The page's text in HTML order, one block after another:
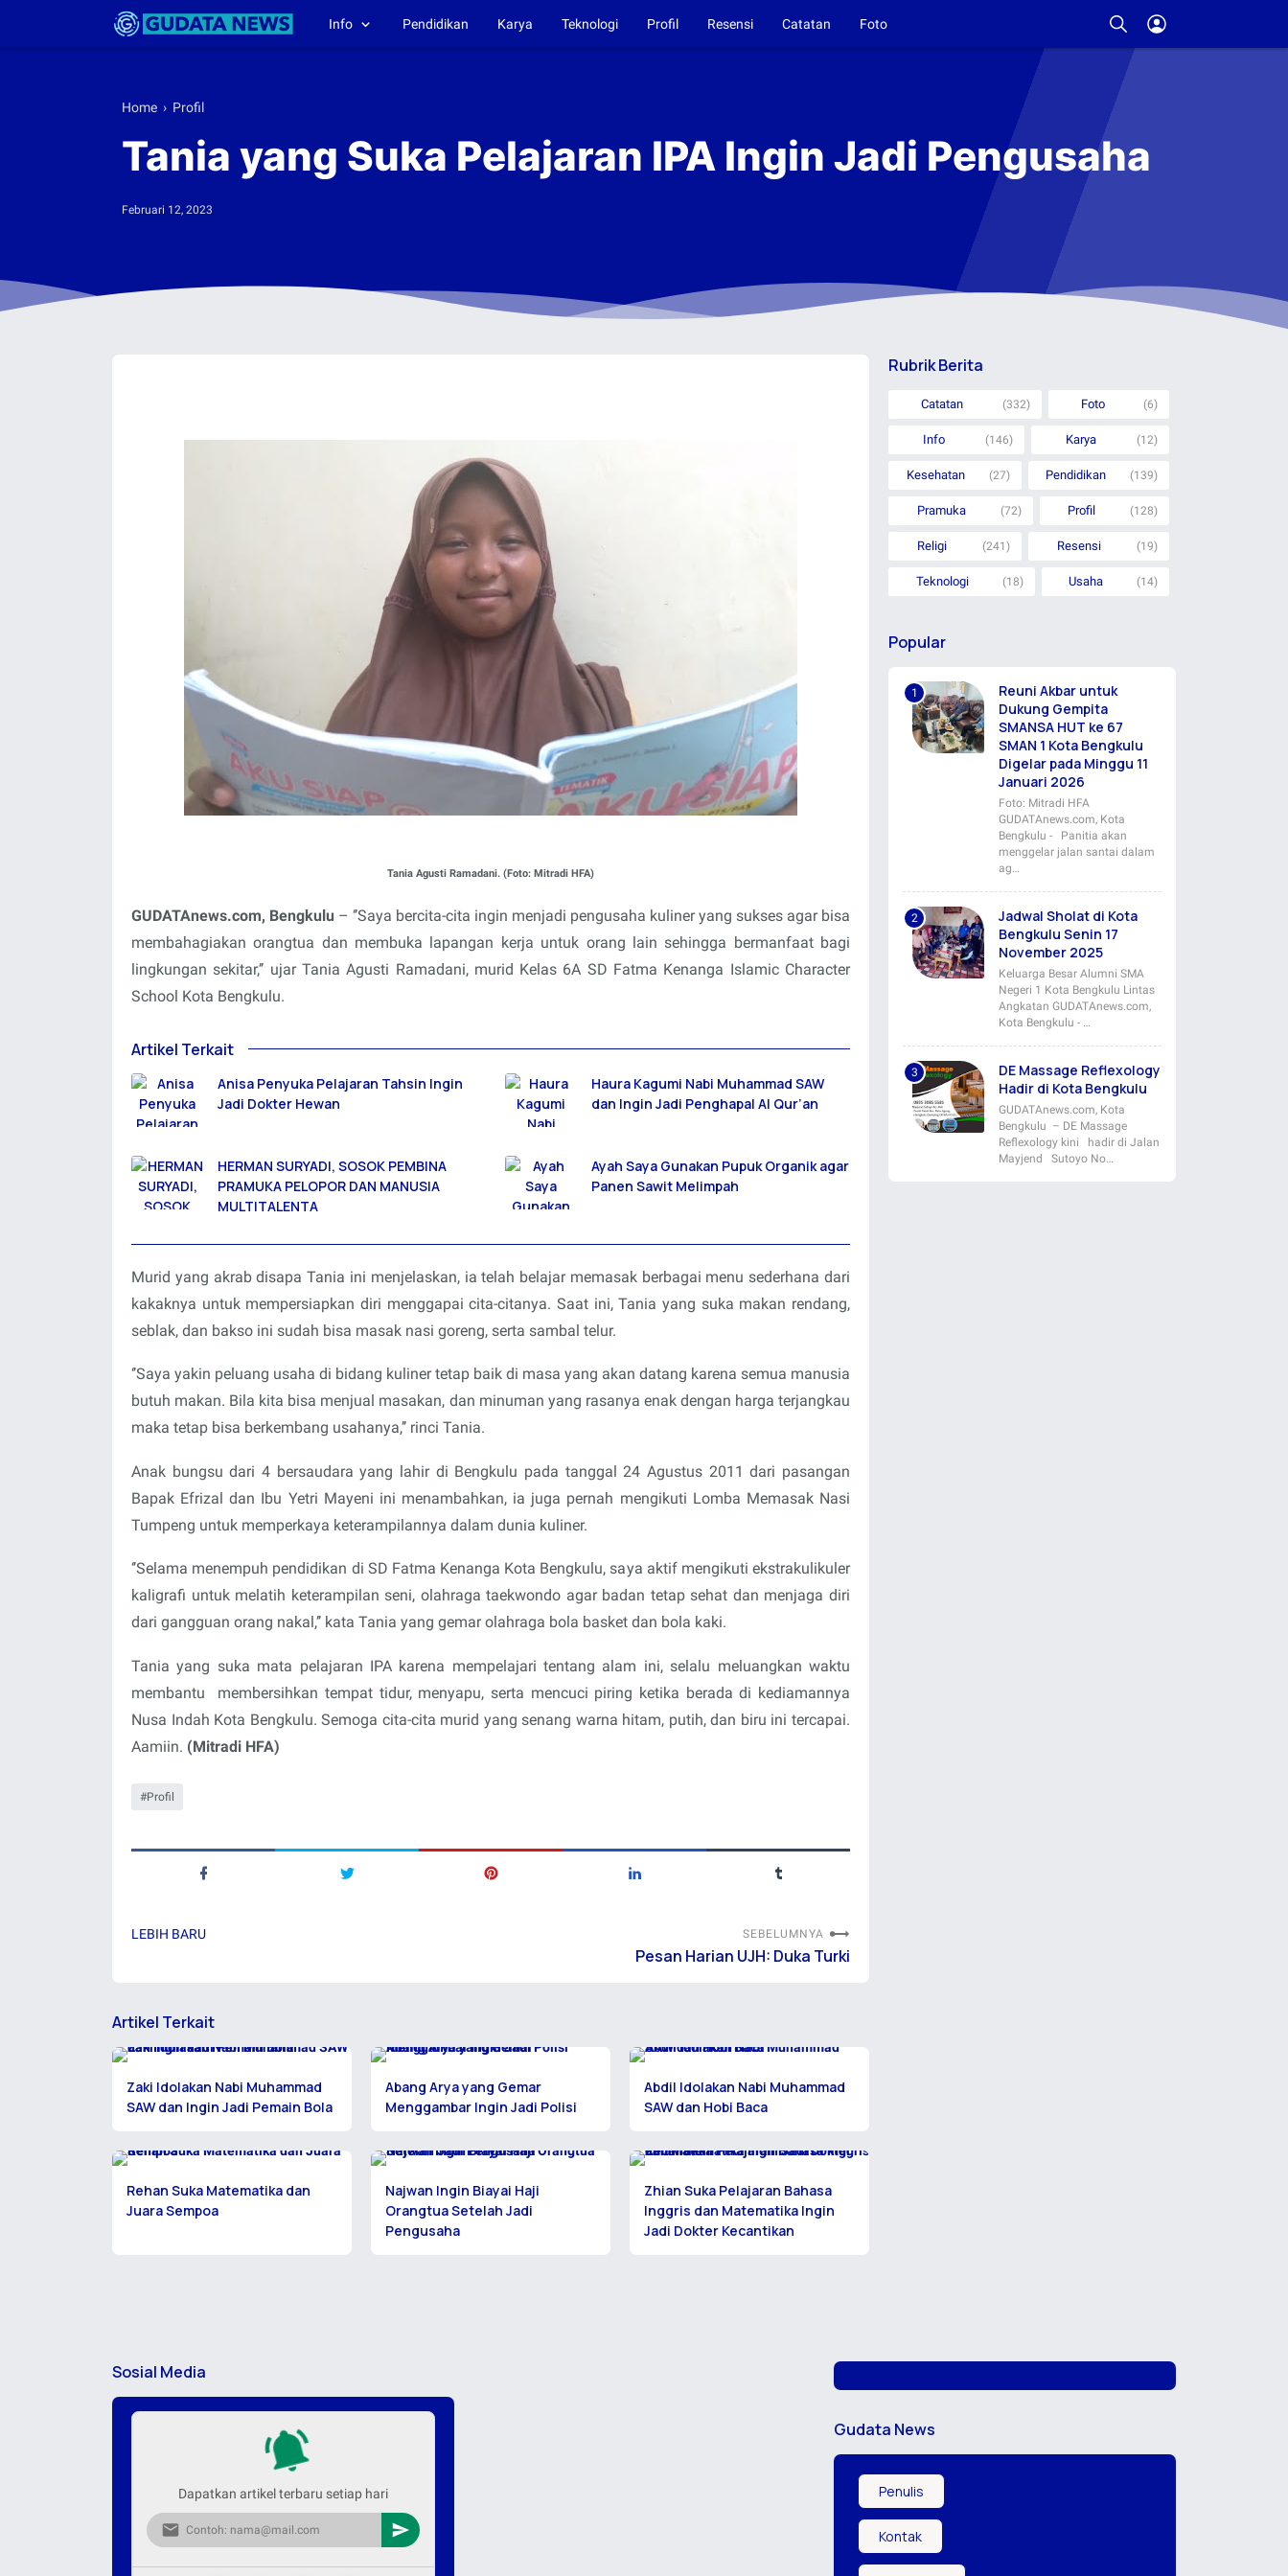
Info Pendidikan Karya Teknologi Profil Resensi Catatan Foto
Home › Profil
Tania yang Suka Pelajaran IPA Ingin Jadi Pengusaha
Februari 12, 2023
Tania Agusti Ramadani. (Foto: Mitradi HFA)
GUDATAnews.com, Bengkulu – ‘’Saya bercita-cita ingin menjadi pengusaha kuliner yang sukses agar bisa
membahagiakan orangtua dan membuka lapangan kerja untuk orang lain sehingga bermanfaat bagi
lingkungan sekitar,’’ ujar Tania Agusti Ramadani, murid Kelas 6A SD Fatma Kenanga Islamic Character
School Kota Bengkulu.
Artikel Terkait
Anisa Penyuka Pelajaran Tahsin Ingin
Jadi Dokter Hewan
Haura Kagumi Nabi Muhammad SAW
dan Ingin Jadi Penghapal Al Qur’an
HERMAN SURYADI, SOSOK PEMBINA
PRAMUKA PELOPOR DAN MANUSIA
MULTITALENTA
Ayah Saya Gunakan Pupuk Organik agar
Panen Sawit Melimpah
Murid yang akrab disapa Tania ini menjelaskan, ia telah belajar memasak berbagai menu sederhana dari
kakaknya untuk mempersiapkan diri menggapai cita-citanya. Saat ini, Tania yang suka makan rendang,
seblak, dan bakso ini sudah bisa masak nasi goreng, serta sambal telur.
‘’Saya yakin peluang usaha di bidang kuliner tetap baik di masa yang akan datang karena semua manusia
butuh makan. Bila kita bisa menjual masakan, dan minuman yang rasanya enak dengan harga terjangkau
maka tetap bisa berkembang usahanya,’’ rinci Tania.
Anak bungsu dari 4 bersaudara yang lahir di Bengkulu pada tanggal 24 Agustus 2011 dari pasangan
Bapak Efrizal dan Ibu Yetri Mayeni ini menambahkan, ia juga pernah mengikuti Lomba Memasak Nasi
Tumpeng untuk memperkaya keterampilannya dalam dunia kuliner.
‘’Selama menempuh pendidikan di SD Fatma Kenanga Kota Bengkulu, saya aktif mengikuti ekstrakulikuler
kaligrafi untuk melatih keterampilan seni, olahraga taekwondo agar badan tetap sehat dan menjaga diri
dari gangguan orang nakal,’’ kata Tania yang gemar olahraga bola basket dan bola kaki.
Tania yang suka mata pelajaran IPA karena mempelajari tentang alam ini, selalu meluangkan waktu
membantu
membersihkan tempat tidur, menyapu, serta mencuci piring ketika berada di kediamannya
Nusa Indah Kota Bengkulu. Semoga cita-cita murid yang senang warna hitam, putih, dan biru ini tercapai.
Aamiin. (Mitradi HFA)
Profil
LEBIH BARU SEBELUMNYA
Pesan Harian UJH: Duka Turki
Artikel Terkait
Zaki Idolakan Nabi Muhammad
SAW dan Ingin Jadi Pemain Bola
Abang Arya yang Gemar
Menggambar Ingin Jadi Polisi
Abdil Idolakan Nabi Muhammad
SAW dan Hobi Baca
Rehan Suka Matematika dan
Juara Sempoa
Najwan Ingin Biayai Haji
Orangtua Setelah Jadi
Pengusaha
Zhian Suka Pelajaran Bahasa
Inggris dan Matematika Ingin
Jadi Dokter Kecantikan
Rubrik Berita
Catatan (332) Foto (6)
Info (146) Karya (12)
Kesehatan (27) Pendidikan (139)
Pramuka (72) Profil (128)
Religi (241) Resensi (19)
Teknologi (18) Usaha (14)
Popular
Reuni Akbar untuk
Dukung Gempita
SMANSA HUT ke 67
SMAN 1 Kota Bengkulu
Digelar pada Minggu 11
Januari 2026
Foto: Mitradi HFA
GUDATAnews.com, Kota
Bengkulu - Panitia akan
menggelar jalan santai dalam
ag…
Jadwal Sholat di Kota
Bengkulu Senin 17
November 2025
Keluarga Besar Alumni SMA
Negeri 1 Kota Bengkulu Lintas
Angkatan GUDATAnews.com,
Kota Bengkulu - …
DE Massage Reflexology
Hadir di Kota Bengkulu
GUDATAnews.com, Kota
Bengkulu – DE Massage
Reflexology kini hadir di Jalan
Mayjend Sutoyo No…
Sosial Media
Dapatkan artikel terbaru setiap hari
Gudata News
Penulis
Kontak